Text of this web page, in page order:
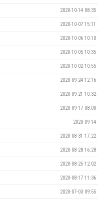
2020-10-14 08:35
2020-10-07 15:11
2020-10-06 10:10
2020-10-05 10:35
2020-10-02 10:55
2020-09-24 12:16
2020-09-21 10:32
2020-09-17 08:00
2020-09-14
2020-08-31 17:22
2020-08-28 16:28
2020-08-25 12:02
2020-08-17 11:36
2020-07-03 09:55